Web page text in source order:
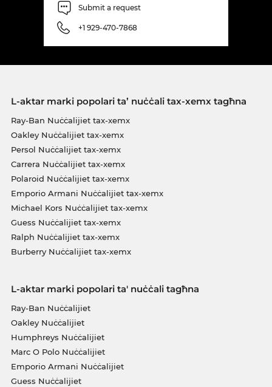
Submit a request
+1 929-470-7868
L-aktar marki popolari ta’ nuċċali tax-xemx tagħna
Ray-Ban Nuċċalijiet tax-xemx
Oakley Nuċċalijiet tax-xemx
Persol Nuċċalijiet tax-xemx
Carrera Nuċċalijiet tax-xemx
Polaroid Nuċċalijiet tax-xemx
Emporio Armani Nuċċalijiet tax-xemx
Michael Kors Nuċċalijiet tax-xemx
Guess Nuċċalijiet tax-xemx
Ralph Nuċċalijiet tax-xemx
Burberry Nuċċalijiet tax-xemx
L-aktar marki popolari ta' nuċċali tagħna
Ray-Ban Nuċċalijiet
Oakley Nuċċalijiet
Humphreys Nuċċalijiet
Marc O Polo Nuċċalijiet
Emporio Armani Nuċċalijiet
Guess Nuċċalijiet